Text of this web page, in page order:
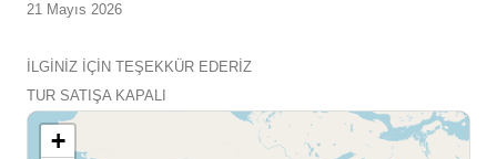
21 Mayıs 2026
İLGİNİZ İÇİN TEŞEKKÜR EDERİZ
TUR SATIŞA KAPALI
+